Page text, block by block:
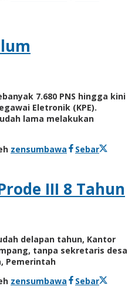
7.680 PNS hingga kini
Eletronik (KPE).
lama melakukan
zensumbawa
Sebar
III 8 Tahun
delapan tahun, Kantor
tanpa sekretaris desa
Pemerintah
zensumbawa
Sebar